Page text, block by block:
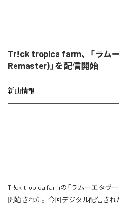
Tr!ck tropica farm、「ラム
Remaster)」を配信開始
新曲情報
Tr!ck tropica farmの「ラムーエタヴ
開始された。今回デジタル配信され